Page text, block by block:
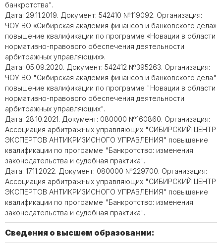
банкротства".
Дата: 29.11.2019. Документ: 542410 №119092. Организация:
ЧОУ ВО «Сибирская академия финансов и банковского дела»
повышение квалификации по программе «Новации в области
нормативно-правового обеспечения деятельности
арбитражных управляющих».
Дата: 05.09.2020. Документ: 542412 №395263. Организация:
ЧОУ ВО "Сибирская академия финансов и банковского дела"
повышение квалификации по программе "Новации в области
нормативно-правового обеспечения деятельности
арбитражных управляющих".
Дата: 28.10.2021. Документ: 080000 №160860. Организация:
Ассоциация арбитражных управляющих "СИБИРСКИЙ ЦЕНТР
ЭКСПЕРТОВ АНТИКРИЗИСНОГО УПРАВЛЕНИЯ" повышение
квалификации по программе "Банкротство: изменения
законодательства и судебная практика".
Дата: 17.11.2022. Документ: 080000 №229700. Организация:
Ассоциация арбитражных управляющих "СИБИРСКИЙ ЦЕНТР
ЭКСПЕРТОВ АНТИКРИЗИСНОГО УПРАВЛЕНИЯ" повышение
квалификации по программе "Банкротство: изменения
законодательства и судебная практика".
Сведения о высшем образовании: